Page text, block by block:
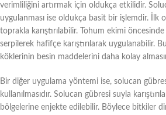
verimliliğini artırmak için oldukça etkilidir.
uygulanması ise oldukça basit bir işlemdir. İlk
toprakla karıştırılabilir. Tohum ekimi
serpilerek hafifçe karıştırılarak uygulanabilir.
köklerinin besin maddelerini daha kolay
Bir diğer uygulama yöntemi ise, solucan
kullanılmasıdır. Solucan gübresi suyla
bölgelerine enjekte edilebilir. Böylece bitkiler